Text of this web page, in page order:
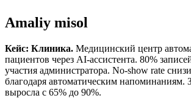
Amaliy misol
Кейс: Клиника. Медицинский центр
пациентов через AI-ассистента. 80%
участия администратора. No-show rate
благодаря автоматическим напоминаниям.
выросла с 65% до 90%.